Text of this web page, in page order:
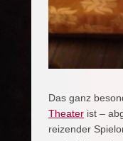
Das ganz
Theater ist –
reizender